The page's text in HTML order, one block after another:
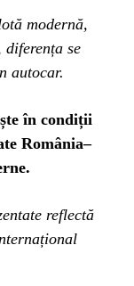
modernă,
se
autocar.
în condiții
România–
reflectă